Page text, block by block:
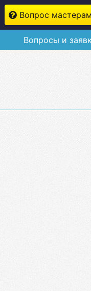
Вопрос мастерам
Вопросы и